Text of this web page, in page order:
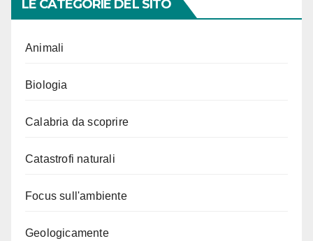
LE CATEGORIE DEL SITO
Animali
Biologia
Calabria da scoprire
Catastrofi naturali
Focus sull'ambiente
Geologicamente